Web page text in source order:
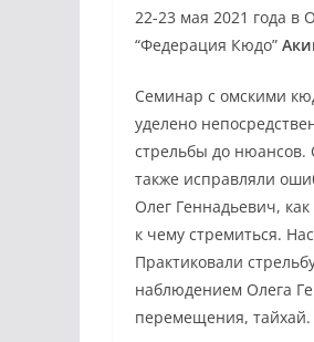
22-23 мая 2021 года в
“Федерация Кюдо”
Семинар с омскими
уделено
стрельбы до нюансов.
также исправляли
Олег Геннадьевич,
к чему стремиться.
Практиковали
наблюдением Олега
перемещения,